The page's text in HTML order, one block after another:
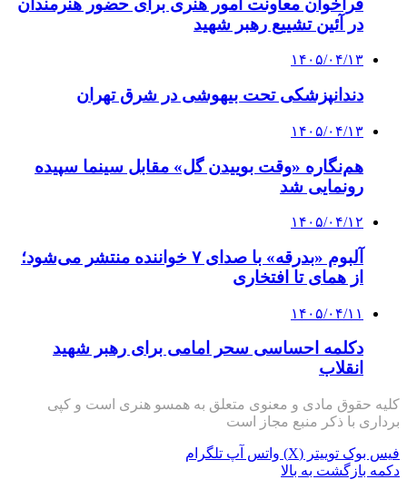
در آئین تشییع رهبر شهید
۱۴۰۵/۰۴/۱۳
دندانپزشکی تحت بیهوشی در شرق تهران
۱۴۰۵/۰۴/۱۳
هم‌نگاره «وقت بوییدن گل» مقابل سینما سپیده
رونمایی شد
۱۴۰۵/۰۴/۱۲
آلبوم «بدرقه» با صدای ۷ خواننده منتشر می‌شود؛
از همای تا افتخاری
۱۴۰۵/۰۴/۱۱
دکلمه‌ احساسی سحر امامی برای رهبر شهید
انقلاب
کلیه حقوق مادی و معنوی متعلق به همسو هنری است و کپی
برداری با ذکر منبع مجاز است
فیس بوک توییتر (X) واتس آپ تلگرام
دکمه بازگشت به بالا